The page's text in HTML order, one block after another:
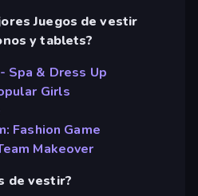
Juegos de vestir
y tablets?
Spa & Dress Up
Girls
Fashion Game
Makeover
de vestir?